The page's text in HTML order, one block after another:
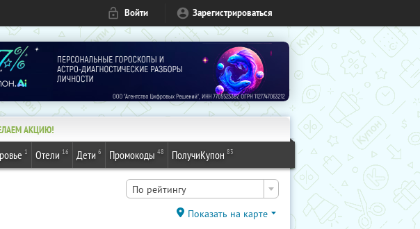
Войти Зарегистрироваться
АКЦИЮ!
1 Отели 16 Дети 6 Промокоды 48 ПолучиКупон 83
По рейтингу
Показать на карте